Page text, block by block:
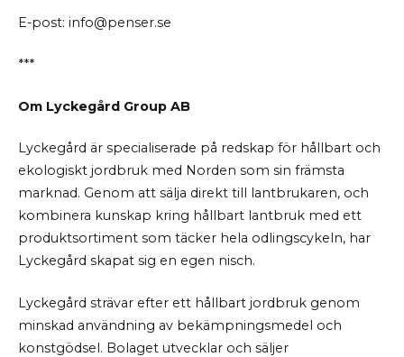
E-post: info@penser.se
***
Om Lyckegård Group AB
Lyckegård är specialiserade på redskap för hållbart och
ekologiskt jordbruk med Norden som sin främsta
marknad. Genom att sälja direkt till lantbrukaren, och
kombinera kunskap kring hållbart lantbruk med ett
produktsortiment som täcker hela odlingscykeln, har
Lyckegård skapat sig en egen nisch.
Lyckegård strävar efter ett hållbart jordbruk genom
minskad användning av bekämpningsmedel och
konstgödsel. Bolaget utvecklar och säljer